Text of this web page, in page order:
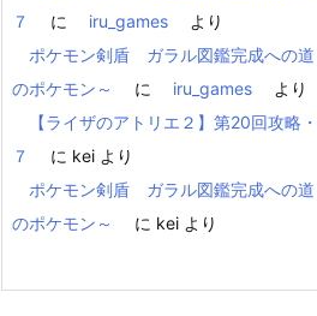
７
に iru_games
より
ポケモン剣盾 ガラル図鑑完成への道
のポケモン～
に iru_games
より
【ライザのアトリエ２】第20回攻略
７
に kei より
ポケモン剣盾 ガラル図鑑完成への道
のポケモン～
に kei より